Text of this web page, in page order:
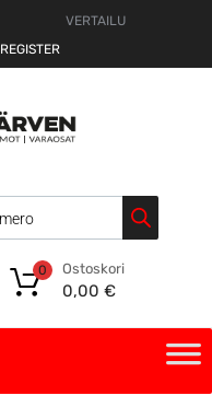
VERTAILU
REGISTER
Ostoskori
0,00 €
0